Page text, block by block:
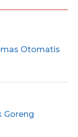
Otomatis
Goreng